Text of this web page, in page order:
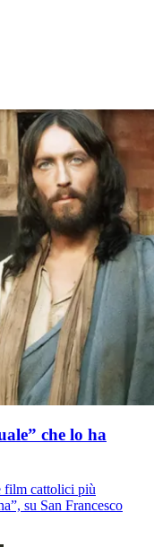
che lo ha
film cattolici più
su San Francesco